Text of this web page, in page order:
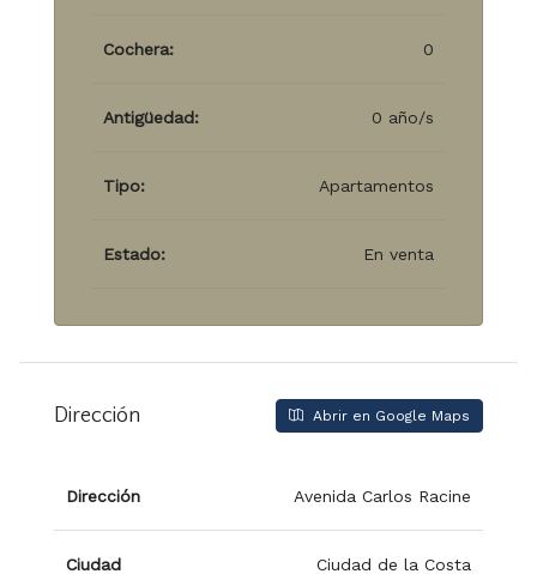
Cochera: 0
Antigüedad: 0 año/s
Tipo: Apartamentos
Estado: En venta
Dirección Abrir en Google Maps
Dirección Avenida Carlos Racine
Ciudad Ciudad de la Costa